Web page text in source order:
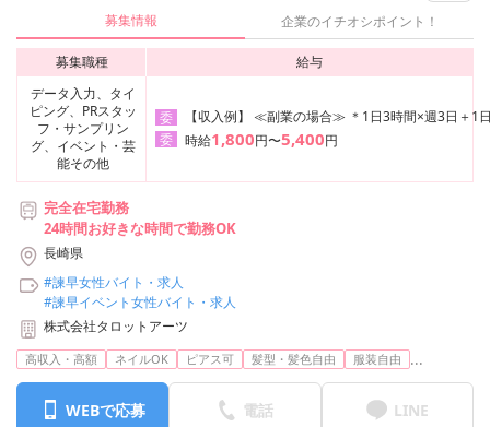
募集情報 企業のイチオシポイント！
募集職種
給与
データ入力、タイ
ピング、PRスタッ
フ・サンプリン
グ、イベント・芸
能その他
委
【収入例】 ≪副業の場合≫ ＊1日3時間×週3日＋1
委
時給1,800円〜5,400円
完全在宅勤務
24時間お好きな時間で勤務OK
長崎県
#諫早女性バイト・求人
#諫早イベント女性バイト・求人
株式会社タロットアーツ
高収入・高額 ネイルOK ピアス可 髪型・髪色自由 服装自由 ...
WEBで応募 電話 LINE